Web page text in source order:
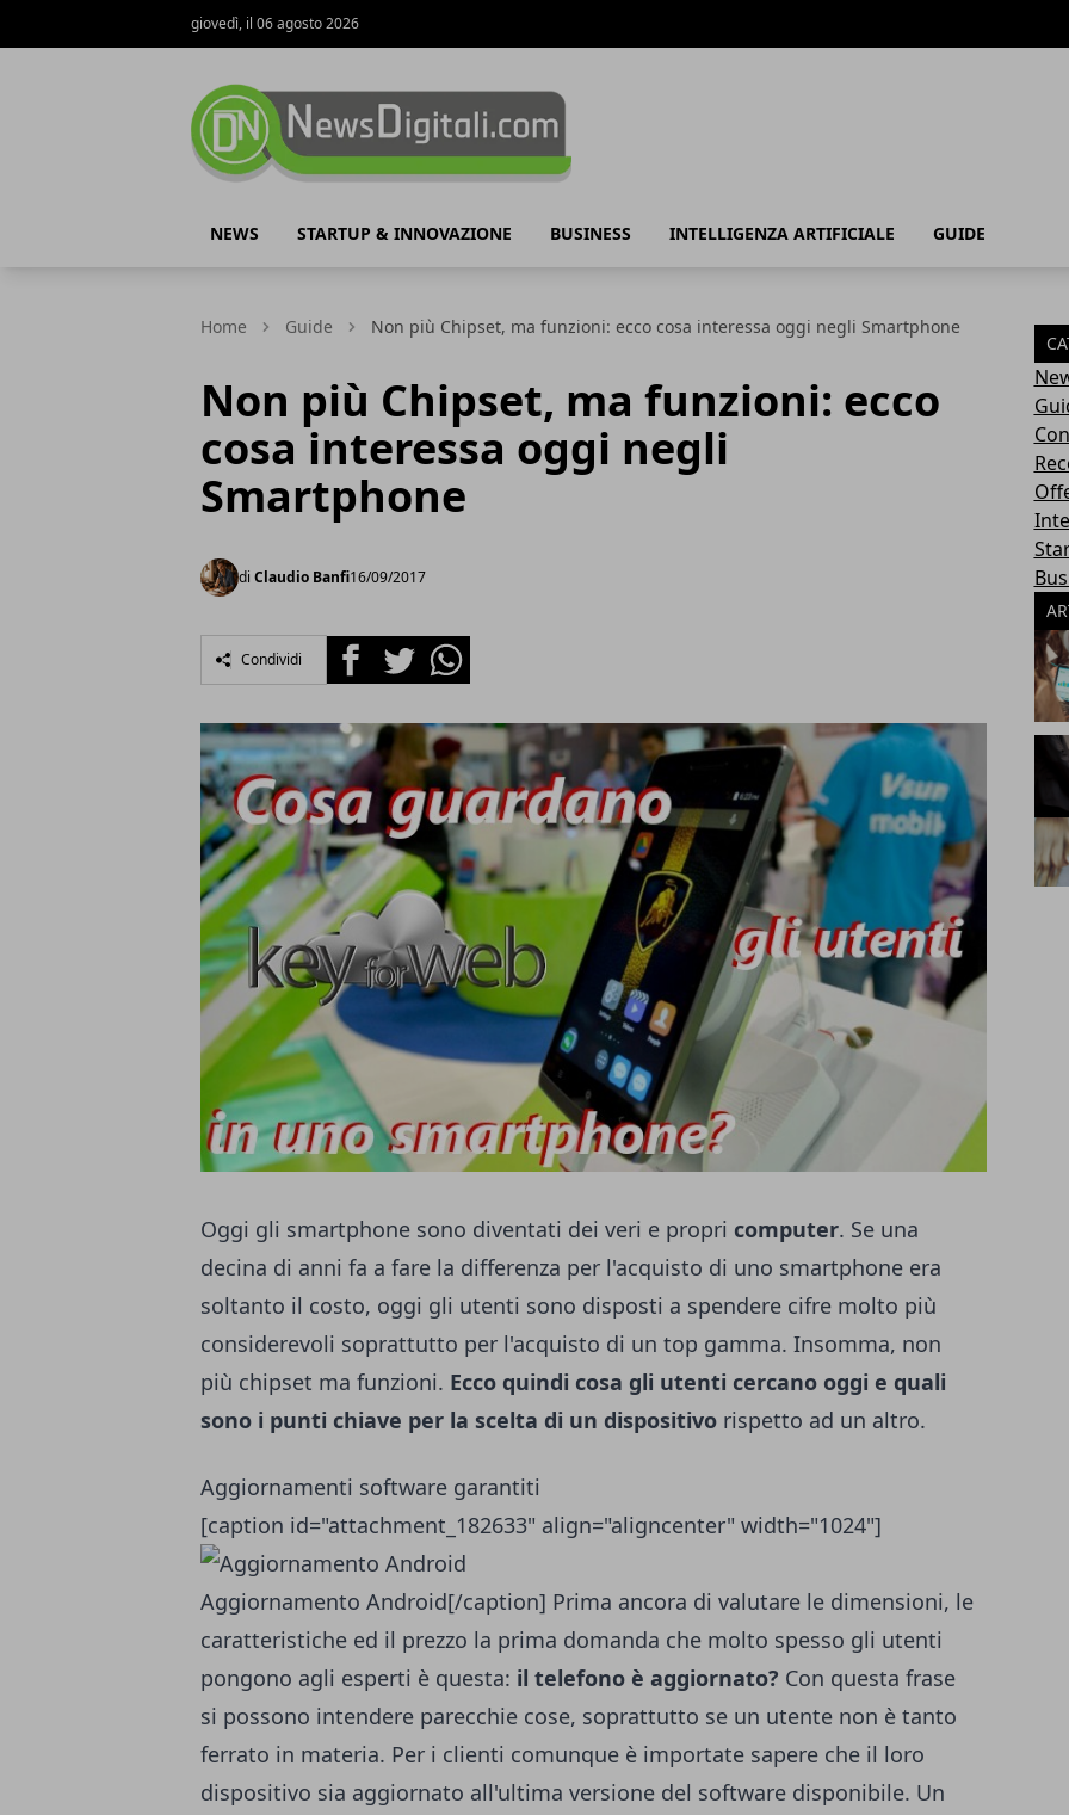
giovedì, il 06 agosto 2026
NEWS STARTUP & INNOVAZIONE BUSINESS INTELLIGENZA ARTIFICIALE GUIDE
Home Guide Non più Chipset, ma funzioni: ecco cosa interessa oggi negli Smartphone
Non più Chipset, ma funzioni: ecco
cosa interessa oggi negli
Smartphone
di Claudio Banfi16/09/2017
Condividi FacebookTwitterWhatsapp
Oggi gli smartphone sono diventati dei veri e propri computer. Se una
decina di anni fa a fare la differenza per l'acquisto di uno smartphone era
soltanto il costo, oggi gli utenti sono disposti a spendere cifre molto più
considerevoli soprattutto per l'acquisto di un top gamma. Insomma, non
più chipset ma funzioni. Ecco quindi cosa gli utenti cercano oggi e quali
sono i punti chiave per la scelta di un dispositivo rispetto ad un altro.
Aggiornamenti software garantiti
[caption id="attachment_182633" align="aligncenter" width="1024"]
Aggiornamento Android[/caption] Prima ancora di valutare le dimensioni, le
caratteristiche ed il prezzo la prima domanda che molto spesso gli utenti
pongono agli esperti è questa: il telefono è aggiornato? Con questa frase
si possono intendere parecchie cose, soprattutto se un utente non è tanto
ferrato in materia. Per i clienti comunque è importate sapere che il loro
dispositivo sia aggiornato all'ultima versione del software disponibile. Un